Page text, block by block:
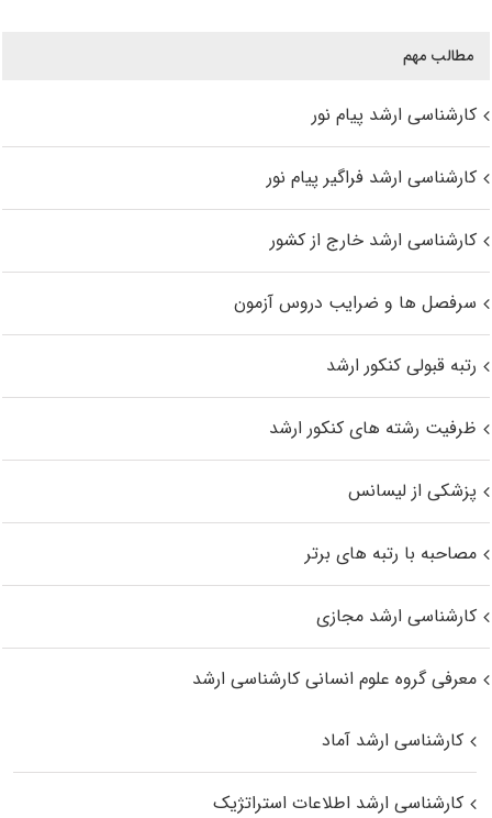
مطالب مهم
کارشناسی ارشد پیام نور
کارشناسی ارشد فراگیر پیام نور
کارشناسی ارشد خارج از کشور
سرفصل ها و ضرایب دروس آزمون
رتبه قبولی کنکور ارشد
ظرفیت رشته های کنکور ارشد
پزشکی از لیسانس
مصاحبه با رتبه های برتر
کارشناسی ارشد مجازی
معرفی گروه علوم انسانی کارشناسی ارشد
کارشناسی ارشد آماد
کارشناسی ارشد اطلاعات استراتژیک